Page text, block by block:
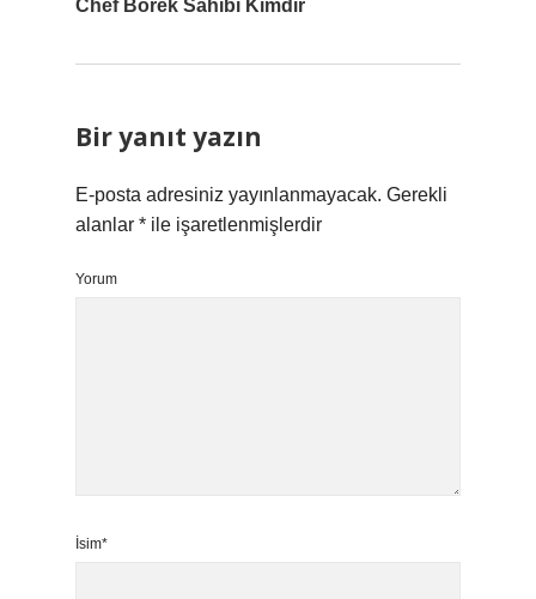
Chef Börek Sahibi Kimdir
Bir yanıt yazın
E-posta adresiniz yayınlanmayacak. Gerekli
alanlar * ile işaretlenmişlerdir
Yorum
İsim*